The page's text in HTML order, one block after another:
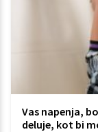
Vas napenja,
deluje, kot bi